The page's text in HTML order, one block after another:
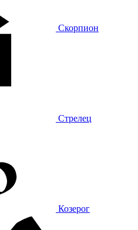
Скорпион
Стрелец
Козерог